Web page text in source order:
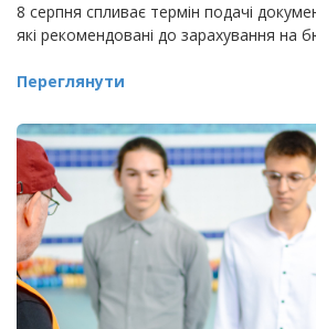
8 серпня спливає термін подачі
які рекомендовані до зарахування на
Переглянути